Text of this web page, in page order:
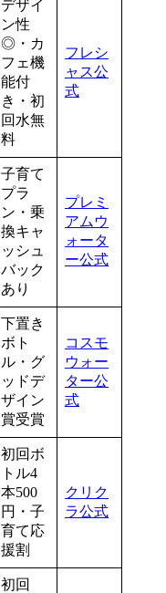
デザイ
ン性
◎・カ
フェ機
能付
き・初
回水無
料
フレシ
ャス公
式
子育て
プラ
ン・乗
換キャ
ッシュ
バック
あり
プレミ
アムウ
ォータ
ー公式
下置き
ボト
ル・グ
ッドデ
ザイン
賞受賞
コスモ
ウォー
ター公
式
初回ボ
トル4
本500
円・子
育て応
援割
クリク
ラ公式
初回